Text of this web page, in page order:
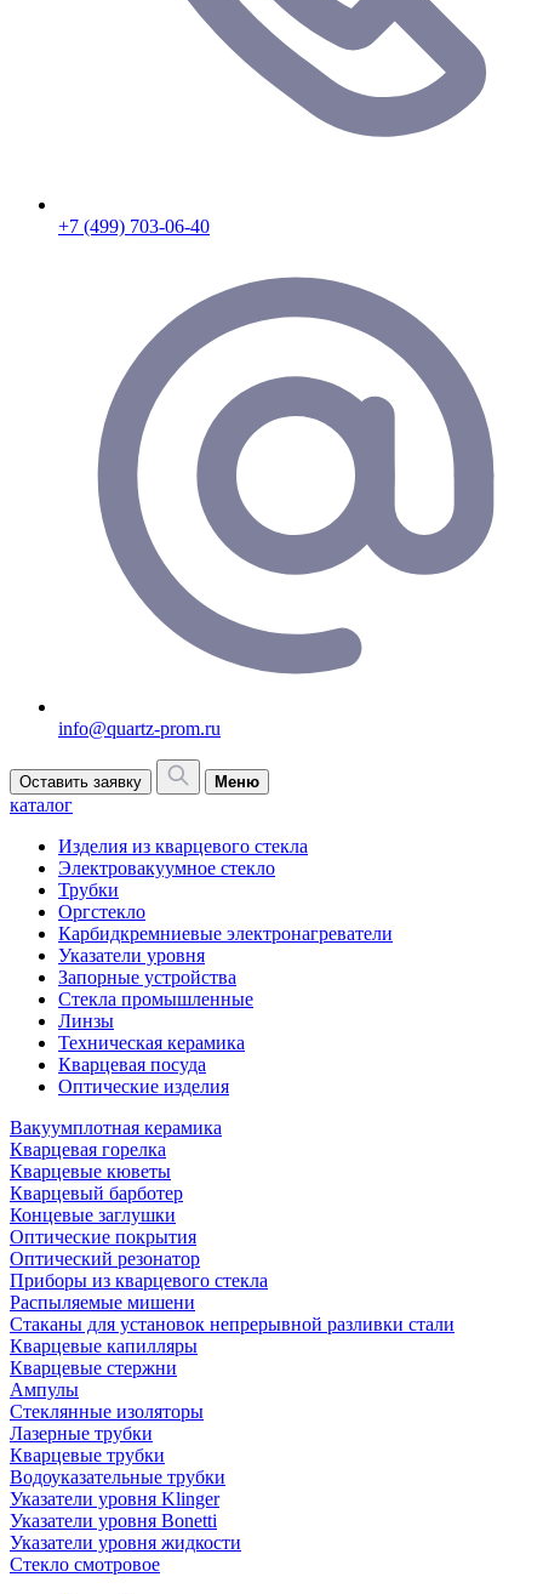
+7 (499) 703-06-40
info@quartz-prom.ru
Оставить заявку Меню
каталог
Изделия из кварцевого стекла
Электровакуумное стекло
Трубки
Оргстекло
Карбидкремниевые электронагреватели
Указатели уровня
Запорные устройства
Стекла промышленные
Линзы
Техническая керамика
Кварцевая посуда
Оптические изделия
Вакуумплотная керамика
Кварцевая горелка
Кварцевые кюветы
Кварцевый барботер
Концевые заглушки
Оптические покрытия
Оптический резонатор
Приборы из кварцевого стекла
Распыляемые мишени
Стаканы для установок непрерывной разливки стали
Кварцевые капилляры
Кварцевые стержни
Ампулы
Стеклянные изоляторы
Лазерные трубки
Кварцевые трубки
Водоуказательные трубки
Указатели уровня Klinger
Указатели уровня Bonetti
Указатели уровня жидкости
Стекло смотровое